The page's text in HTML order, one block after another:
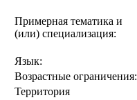
Примерная тематика и
(или) специализация:
Язык:
Возрастные ограничения:
Территория